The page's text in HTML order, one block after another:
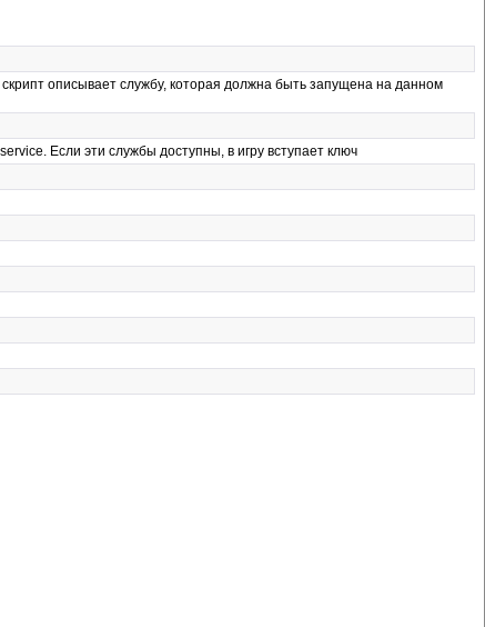
скрипт описывает службу, которая должна быть запущена на данном
Если эти службы доступны, в игру вступает ключ